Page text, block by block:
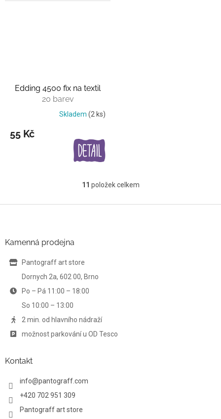
Edding 4500 fix na textil
20 barev
Skladem (2 ks)
55 Kč
O
l
i
11 položek celkem
Kamenná prodejna
Pantograff art store
Dornych 2a, 602 00, Brno
Po – Pá 11:00 – 18:00
So 10:00 – 13:00
2 min. od hlavního nádraží
možnost parkování u OD Tesco
Kontakt
info@pantograff.com
+420 702 951 309
Pantograff art store